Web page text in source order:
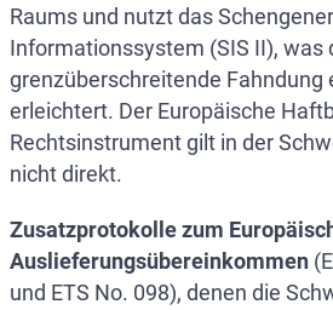
Raums und nutzt das Schengener
Informationssystem (SIS II), was
grenzüberschreitende Fahndung
erleichtert. Der Europäische
Rechtsinstrument gilt in der
nicht direkt.
Zusatzprotokolle zum
Auslieferungsübereinkommen
und ETS No. 098), denen die